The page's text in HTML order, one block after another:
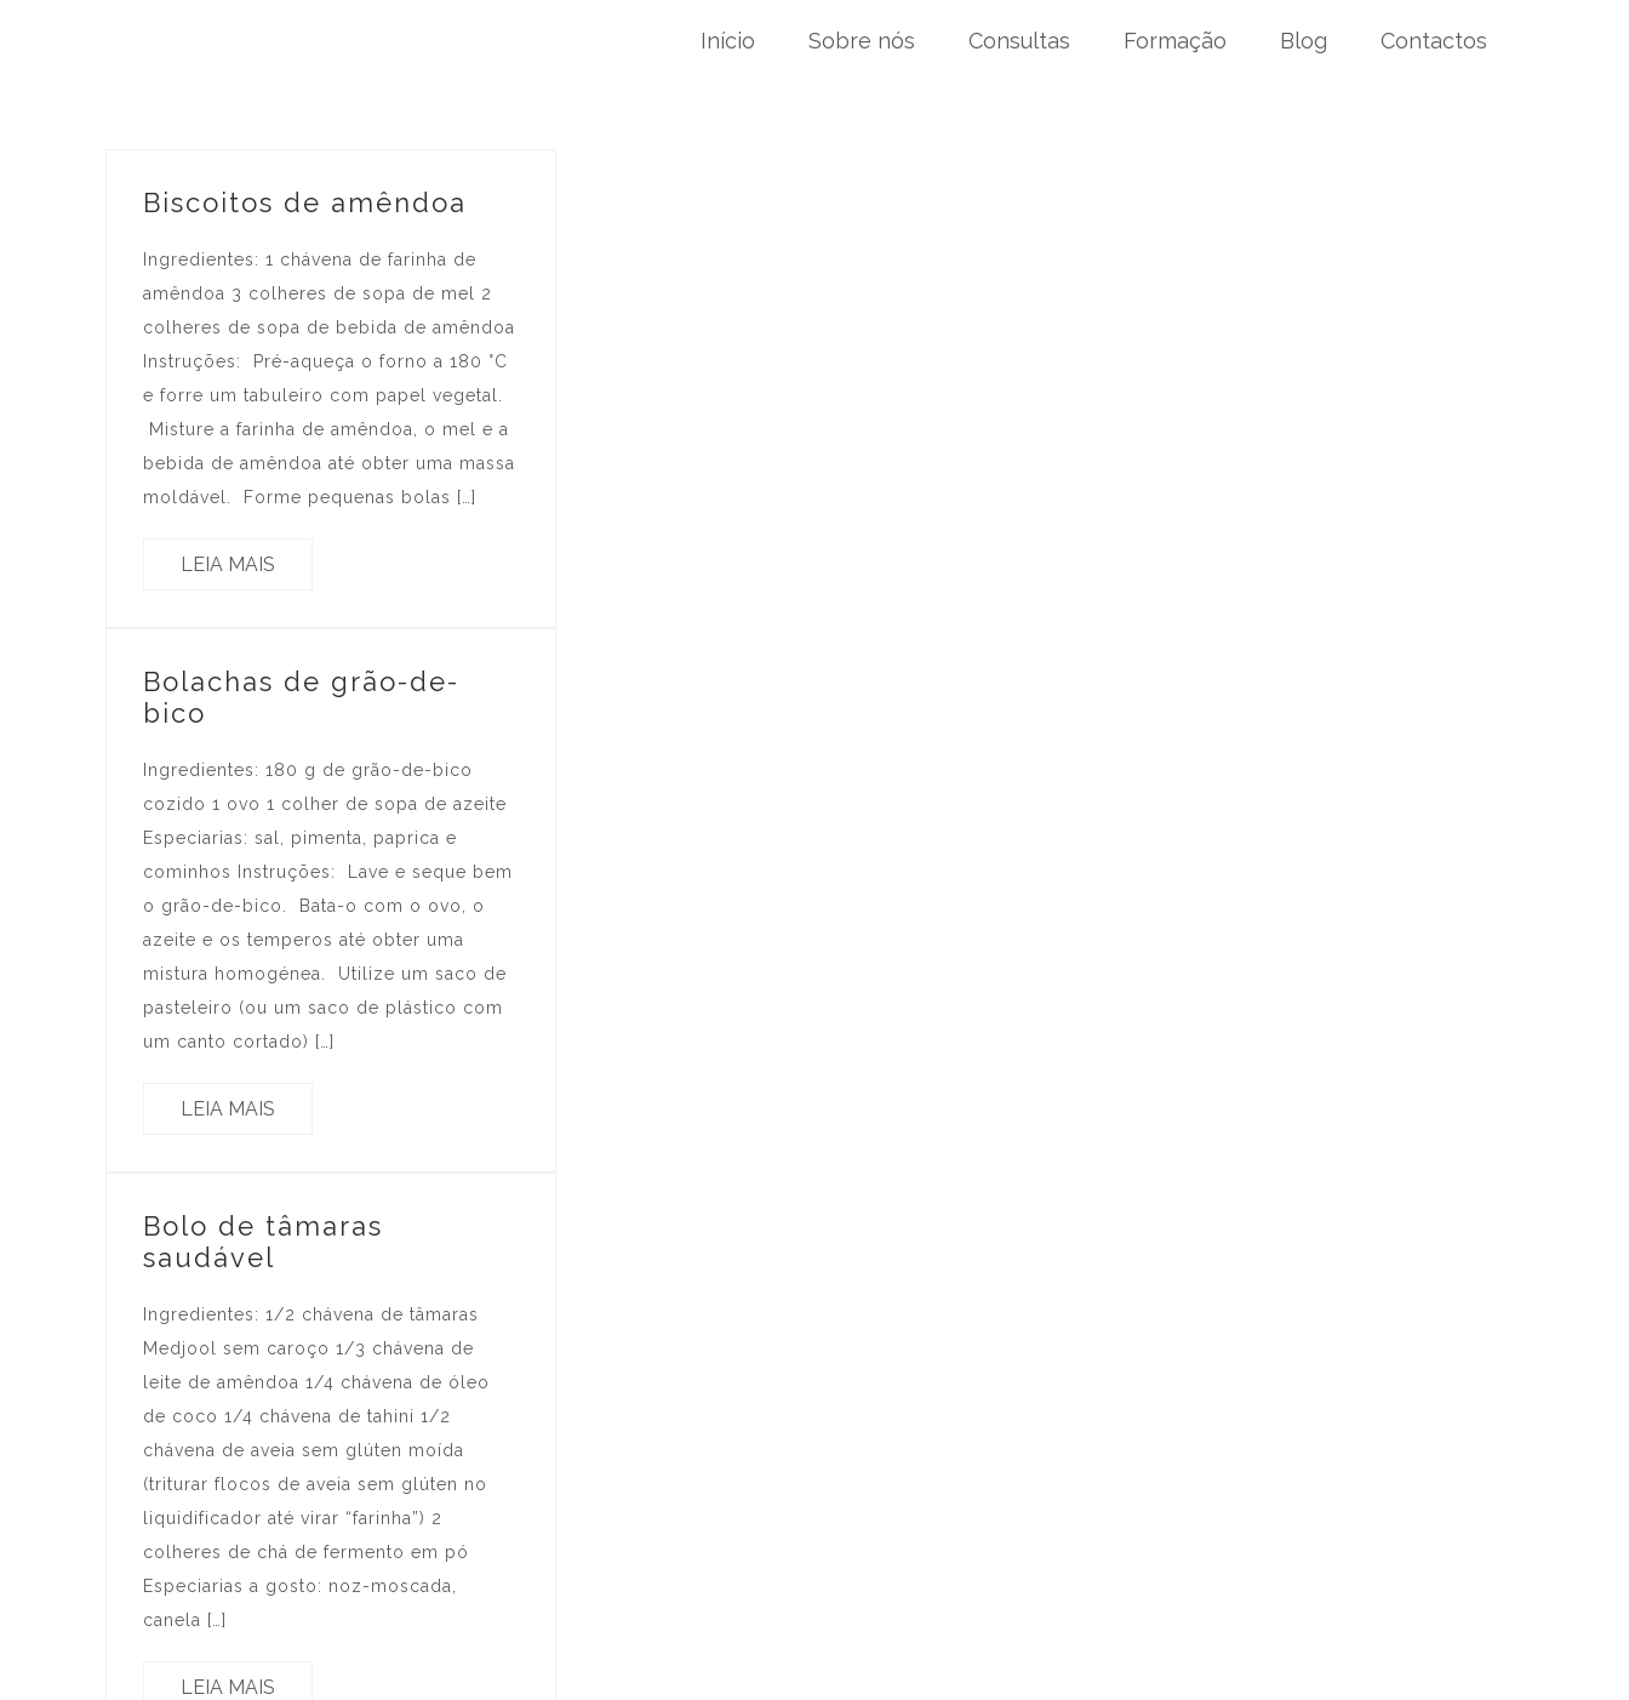
Início Sobre nós Consultas Formação Blog Contactos
Biscoitos de amêndoa
Ingredientes: 1 chávena de farinha de
amêndoa 3 colheres de sopa de mel 2
colheres de sopa de bebida de amêndoa
Instruções: Pré-aqueça o forno a 180 °C
e forre um tabuleiro com papel vegetal.
Misture a farinha de amêndoa, o mel e a
bebida de amêndoa até obter uma massa
moldável. Forme pequenas bolas […]
LEIA MAIS
Bolachas de grão-de-
bico
Ingredientes: 180 g de grão-de-bico
cozido 1 ovo 1 colher de sopa de azeite
Especiarias: sal, pimenta, paprica e
cominhos Instruções: Lave e seque bem
o grão-de-bico. Bata-o com o ovo, o
azeite e os temperos até obter uma
mistura homogénea. Utilize um saco de
pasteleiro (ou um saco de plástico com
um canto cortado) […]
LEIA MAIS
Bolo de tâmaras
saudável
Ingredientes: 1/2 chávena de tâmaras
Medjool sem caroço 1/3 chávena de
leite de amêndoa 1/4 chávena de óleo
de coco 1/4 chávena de tahini 1/2
chávena de aveia sem glúten moída
(triturar flocos de aveia sem glúten no
liquidificador até virar “farinha”) 2
colheres de chá de fermento em pó
Especiarias a gosto: noz-moscada,
canela […]
LEIA MAIS